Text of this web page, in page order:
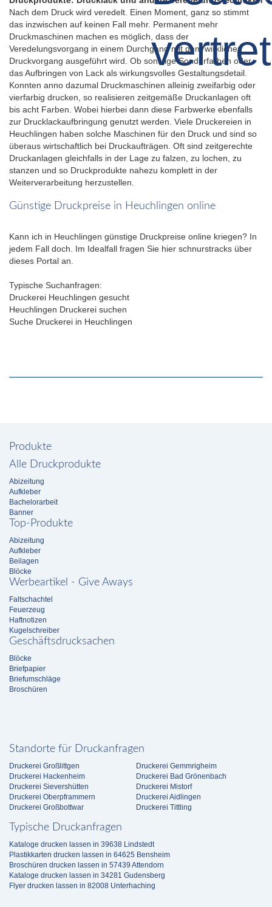
Nach dem Druck wird veredelt. Einen Moment, ganz so stimmt
das inzwischen auf keinen Fall mehr. Permanent mehr
Druckmaschinen machen es möglich, dass der
Veredelungsvorgang in einem Durchgang mit dem wirklichen
Druckvorgang ausgeführt wird. Ob sonstige Sonderfarben oder
das Aufbringen von Lack als wirkungsvolles Gestaltungsdetail.
Konnten anno dazumal Druckmaschinen alleinig zweifarbig oder
vierfarbig drucken, so realisieren zeitgemäße Druckanlagen oft
bis acht Farben. Wobei hierbei dann diese Farbwerke ebenfalls
zur Drucklackaufbringung genutzt werden. Viele Druckereien in
Heuchlingen haben solche Maschinen für den Druck und sind so
überaus wirtschaftlich bei Druckaufträgen. Oft sind zeitgerechte
Druckanlagen gleichfalls in der Lage zu falzen, zu lochen, zu
stanzen und so Druckprodukte nahezu komplett in der
Weiterverarbeitung herzustellen.
Günstige Druckpreise in Heuchlingen online
Kann ich in Heuchlingen günstige Druckpreise online kriegen? In
jedem Fall doch. Im Idealfall fragen Sie hier schnurstracks über
dieses Portal an.
Typische Suchanfragen:
Druckerei Heuchlingen gesucht
Heuchlingen Druckerei suchen
Suche Druckerei in Heuchlingen
Produkte
Alle Druckprodukte
Abizeitung
Aufkleber
Bachelorarbeit
Banner
Top-Produkte
Abizeitung
Aufkleber
Beilagen
Blöcke
Werbeartikel - Give Aways
Faltschachtel
Feuerzeug
Haftnotizen
Kugelschreiber
Geschäftsdrucksachen
Blöcke
Briefpapier
Briefumschläge
Broschüren
Standorte für Druckanfragen
Druckerei Großlittgen
Druckerei Hackenheim
Druckerei Sievershütten
Druckerei Oberpframmern
Druckerei Großbottwar
Druckerei Gemmrigheim
Druckerei Bad Grönenbach
Druckerei Mistorf
Druckerei Aidlingen
Druckerei Tittling
Typische Druckanfragen
Kataloge drucken lassen in 39638 Lindstedt
Plastikkarten drucken lassen in 64625 Bensheim
Broschüren drucken lassen in 57439 Attendorn
Kataloge drucken lassen in 34281 Gudensberg
Flyer drucken lassen in 82008 Unterhaching